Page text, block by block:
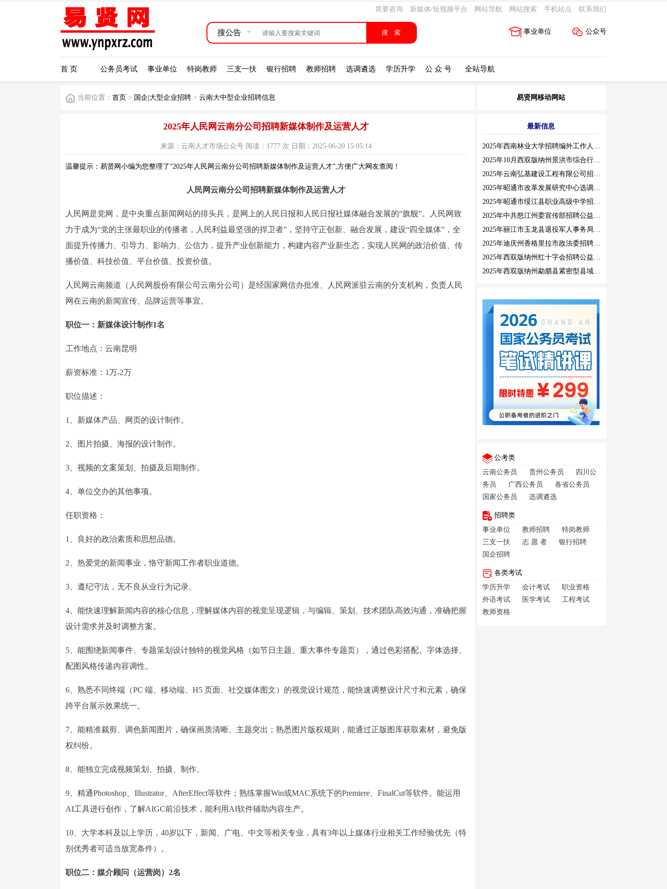
简要咨询 新媒体/短视频平台 网站导航 网站搜索 手机站点 联系我们
搜公告 公众号
事业单位
首 页 公务员考试 事业单位 特岗教师 三支一扶 银行招聘 教师招聘 选调遴选 学历升学 公 众 号 全站导航
当前位置： 首页 > 国企|大型企业招聘 > 云南大中型企业招聘信息
2025年人民网云南分公司招聘新媒体制作及运营人才
来源：云南人才市场公众号 阅读：1777 次 日期：2025-06-20 15:05:14
温馨提示：易贤网小编为您整理了“2025年人民网云南分公司招聘新媒体制作及运营人才”,方便广大网友查阅！
人民网云南分公司招聘新媒体制作及运营人才
人民网是党网，是中央重点新闻网站的排头兵，是网上的人民日报和人民日报社媒体融合发展的“旗舰”。人民网致
力于成为“党的主张最职业的传播者，人民利益最坚强的捍卫者”，坚持守正创新、融合发展，建设“四全媒体”，全
面提升传播力、引导力、影响力、公信力，提升产业创新能力，构建内容产业新生态，实现人民网的政治价值、传
播价值、科技价值、平台价值、投资价值。
人民网云南频道（人民网股份有限公司云南分公司）是经国家网信办批准、人民网派驻云南的分支机构，负责人民
网在云南的新闻宣传、品牌运营等事宜。
职位一：新媒体设计制作1名
工作地点：云南昆明
薪资标准：1万-2万
职位描述：
1、新媒体产品、网页的设计制作。
2、图片拍摄、海报的设计制作。
3、视频的文案策划、拍摄及后期制作。
4、单位交办的其他事项。
任职资格：
1、良好的政治素质和思想品德。
2、热爱党的新闻事业，恪守新闻工作者职业道德。
3、遵纪守法，无不良从业行为记录。
4、能快速理解新闻内容的核心信息，理解媒体内容的视觉呈现逻辑，与编辑、策划、技术团队高效沟通，准确把握
设计需求并及时调整方案。
5、能围绕新闻事件、专题策划设计独特的视觉风格（如节日主题、重大事件专题页），通过色彩搭配、字体选择、
配图风格传递内容调性。
6、熟悉不同终端（PC 端、移动端、H5 页面、社交媒体图文）的视觉设计规范，能快速调整设计尺寸和元素，确保
跨平台展示效果统一。
7、能精准裁剪、调色新闻图片，确保画质清晰、主题突出；熟悉图片版权规则，能通过正版图库获取素材，避免版
权纠纷。
8、能独立完成视频策划、拍摄、制作。
9、精通Photoshop、Illustrator、AfterEffect等软件；熟练掌握Win或MAC系统下的Premiere、FinalCut等软件。能运用
AI工具进行创作，了解AIGC前沿技术，能利用AI软件辅助内容生产。
10、大学本科及以上学历，40岁以下，新闻、广电、中文等相关专业，具有3年以上媒体行业相关工作经验优先（特
别优秀者可适当放宽条件）。
职位二：媒介顾问（运营岗）2名
易贤网移动网站
最新信息
2025年西南林业大学招聘编外工作人员公告（三）
2025年10月西双版纳州景洪市综合行政执法局招聘人员公告
2025年云南弘基建设工程有限公司招聘公告
2025年昭通市改革发展研究中心选调工作人员职业素质测评通告
2025年昭通市绥江县职业高级中学招聘编外紧缺临聘数学教师公告
2025年中共怒江州委宣传部招聘公益性岗位公告
2025年丽江市玉龙县退役军人事务局公益性岗位招聘公告
2025年迪庆州香格里拉市政法委招聘公益性岗位公告
2025年西双版纳州红十字会招聘公益性岗位人员公告
2025年西双版纳州勐腊县紧密型县域医共体招聘编外人员公告
公考类
云南公务员
贵州公务员
四川公
务员
广西公务员
各省公务员
国家公务员
选调遴选
招聘类
事业单位
教师招聘
特岗教师
三支一扶
志 愿 者
银行招聘
国企招聘
各类考试
学历升学
会计考试
职业资格
外语考试
医学考试
工程考试
教师资格